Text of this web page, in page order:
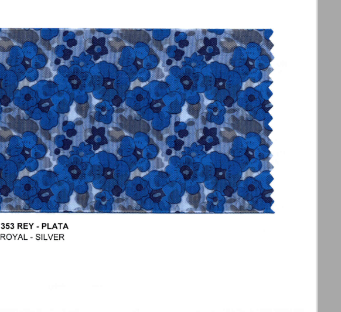
Con Diamantina
(IVA incluído)
Satinado
por Cotizar
Satinado
por Cotizar